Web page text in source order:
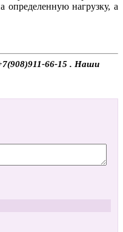
определенную нагрузку, а
66-15 . Наши